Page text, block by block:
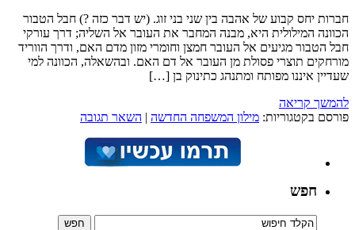
חברות יחס קבוע של אהבה בין שני בני זוג. (יש דבר כזה ?) חבל הטבור
הכוונה המילולית היא, מבנה המחבר את העובר אל השליה; דרך עורקי
חבל הטבור מגיעים אל העובר חמצן וחומרי מזון מדם האם, ודרך הווריד
מורחקים תוצרי פסולת מן העובר אל דם האם. ובהשאלה, הכוונה למי
שעדיין איננו מפותח ומתנהג כתינוק בן […]
להמשך קריאה
פורסם בקטגוריות: מילון המשפחה החדשה | השאר תגובה
חפש